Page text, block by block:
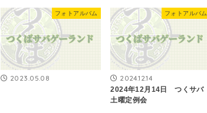
フォトアルバム
2023.05.08
フォトアルバム
2024.12.14
2024年12月14日 つくサバ
土曜定例会